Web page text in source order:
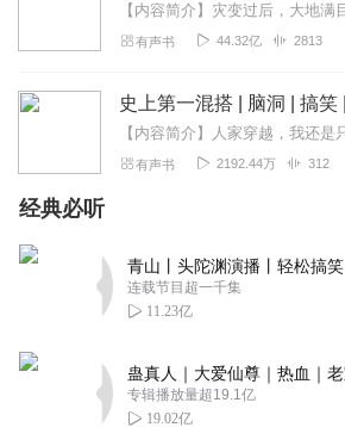
有声书 44.32亿 2813
史上第一混搭 | 脑洞 | 搞笑
有声书 2192.44万 312
经典必听
连载节目超一千集
11.23亿
专辑播放量超19.1亿
19.02亿